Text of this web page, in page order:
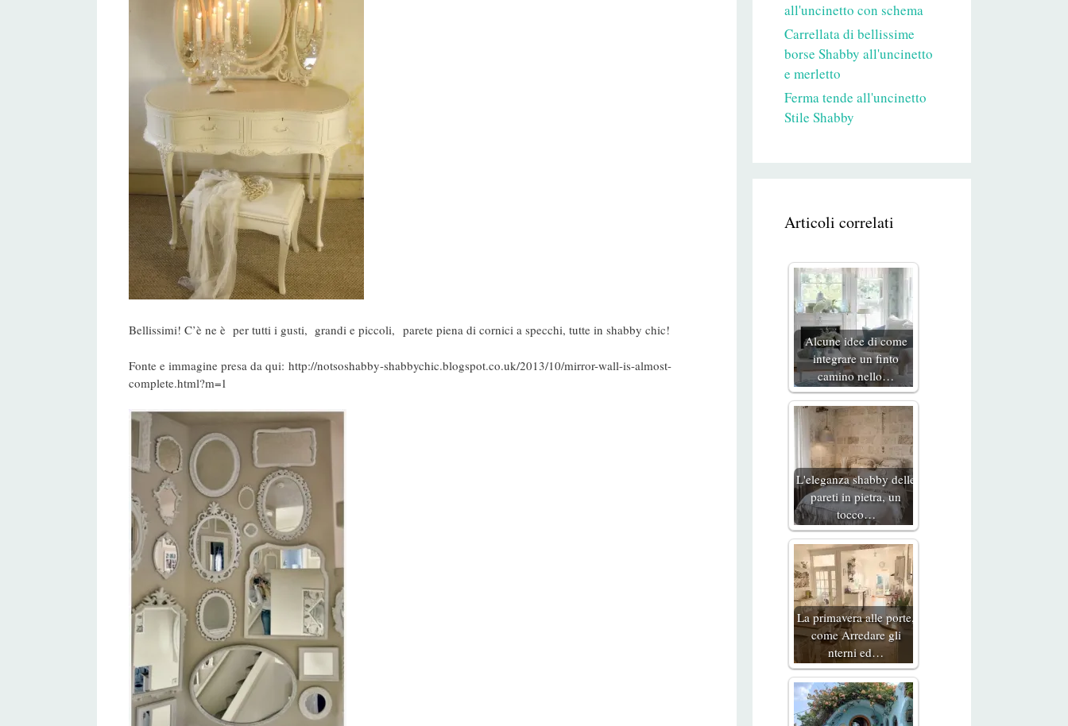
Bellissimi! C’è ne è per tutti i gusti, grandi e piccoli, parete piena di cornici a specchi, tutte in shabby chic!
Fonte e immagine presa da qui: http://notsoshabby-shabbychic.blogspot.co.uk/2013/10/mirror-wall-is-almost-
complete.html?m=1
all'uncinetto con schema
Carrellata di bellissime
borse Shabby all'uncinetto
e merletto
Ferma tende all'uncinetto
Stile Shabby
Articoli correlati
Alcune idee di come
integrare un finto
camino nello…
L'eleganza shabby delle
pareti in pietra, un
tocco…
La primavera alle porte,
come Arredare gli
nterni ed…